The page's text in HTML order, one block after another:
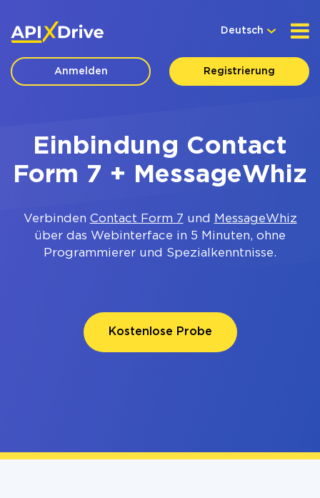
Deutsch
Anmelden Registrierung
Einbindung Contact
Form 7 + MessageWhiz
Verbinden Contact Form 7 und
MessageWhiz
über das Webinterface in 5 Minuten, ohne
Programmierer und Spezialkenntnisse.
Kostenlose Probe